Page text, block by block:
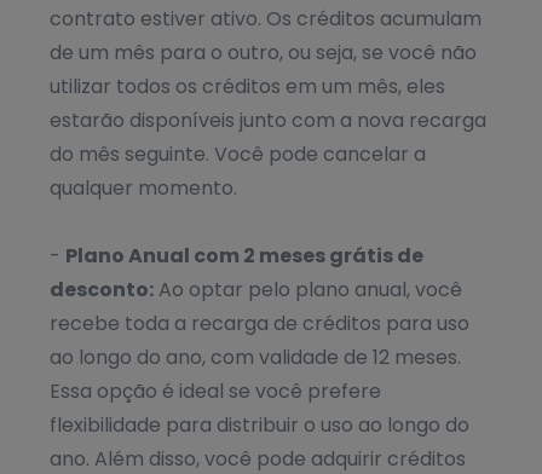
contrato estiver ativo. Os créditos acumulam
de um mês para o outro, ou seja, se você não
utilizar todos os créditos em um mês, eles
estarão disponíveis junto com a nova recarga
do mês seguinte. Você pode cancelar a
qualquer momento.
- Plano Anual com 2 meses grátis de
desconto: Ao optar pelo plano anual, você
recebe toda a recarga de créditos para uso
ao longo do ano, com validade de 12 meses.
Essa opção é ideal se você prefere
flexibilidade para distribuir o uso ao longo do
ano. Além disso, você pode adquirir créditos